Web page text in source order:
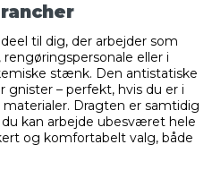
til dig, der arbejder som
eller i
stænk. Den antistatiske
gnister – perfekt, hvis du er i
Dragten er samtidig
kan arbejde ubesværet hele
og komfortabelt valg, både